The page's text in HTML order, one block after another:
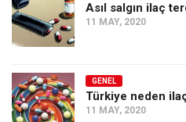
Asıl salgın ilaç
11 MAY, 2020
GENEL
Türkiye neden
11 MAY, 2020